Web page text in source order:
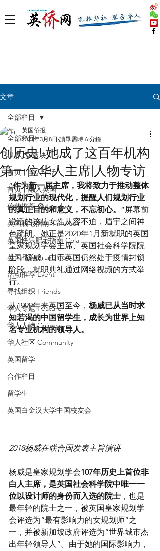
文章
全部栏目
世界 🌎 版块
首页丨华人生活
首页丨融入英国
伦敦推荐 🎡 London
英国脱宅指南 Time out
英国快乐肥宅指南 Cola
英国品牌 Branding
活动推荐 Event
寻找组织 Friends
华人专题 Feature
华人人物 Chinese
华人社区 Community
英国留学
合作栏目
留学生
英国白金汉大学中国校友会
全部栏目
创历史! 她成了这百年机构
第一位华人主席|人物专访
英国侨报
2021年3月8日 讀畢需時 6 分鐘
“作为新一届主席，我将致力于推动整体
规划行业的现代化，提醒人们规划行业
的真正目的和意义，不忘初心。 ”屏幕前
说话的这位女性从容不迫，眉宇之间神
色疏朗。她正是2020年1月新就职的英国
皇家规划学会主席、英国社会科学院院
士，杨威。由于英国仍然处于疫情封锁
阶段，就职典礼通过网络视频的方式举
行。
从1999年来英国至今， 杨威已从当时求
知若渴的中国留学生，成长为世界上知
名专业机构的领导人。
2018杨威在联合国发表主旨演讲
杨威是皇家规划学会107年历史上首位非
白人主席，是英国社会科学院中唯一一
位以设计师的身份而入选的院士 ，也是
最年轻的院士之一，被英国皇家规划学
会评选为“最有影响力的女规划师”之
一，并被新加坡政府评选为“世界城市杰
出年轻领导人”。由于她的国际影响力，